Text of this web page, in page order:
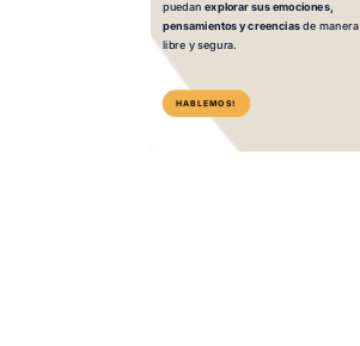
puedanexplorar sus emociones,
pensamientos y creenciasde manera
libre y segura.
HABLEMOS!